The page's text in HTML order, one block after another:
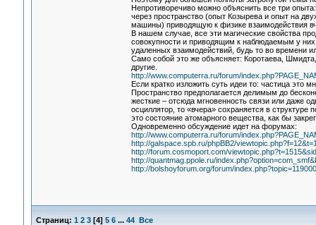
Непротиворечиво можно объяснить все три
через пространство (опыт Козырева и опыт на
машины) приводящую к физике взаимодействия
В нашем случае, все эти магические свойства
совокупности и приводящим к наблюдаемым у
удаленных взаимодействий, будь то во времени
Само собой это же объясняет: Коротаева,
другие.
http://www.computerra.ru/forum/
Если кратко изложить суть идеи то: частица это
Пространство предполагается делимым до
жесткие – отсюда мгновенность связи или даже
осциллятор, то «вчера» сохраняется в
это состояние атомарного вещества, как бы
Одновременно обсуждение идет на форумах:
http://www.computerra.ru/forum/
http://galspace.spb.ru/phpBB2/
http://forum.cosmoport.com/
http://quantmag.ppole.ru/
http://bolshoyforum.org/forum/
Страниц: 1 2 3[4] 5 6 ... 44 Все